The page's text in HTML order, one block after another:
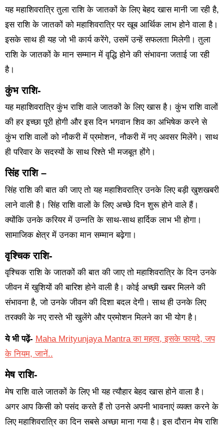
यह महाशिवरात्रि तुला राशि के जातकों के लिए बेहद खास मानी जा रही है,
इस राशि के जातकों को महाशिवरात्रि पर खूब आर्थिक लाभ होने वाला है।
इसके साथ ही यह जो भी कार्य करेंगे, उसमें उन्हें सफलता मिलेगी। तुला
राशि के जातकों के मान सम्मान में वृद्धि होने की संभावना जताई जा रही
है।
कुंभ राशि-
यह महाशिवरात्रि कुंभ राशि वाले जातकों के लिए खास है। कुंभ राशि वालों
की हर इच्छा पूरी होगी और इस दिन भगवान शिव का अभिषेक करने से
कुंभ राशि वालों को नौकरी में प्रमोशन, नौकरी में नए अवसर मिलेंगे। साथ
ही परिवार के सदस्यों के साथ रिश्ते भी मजबूत होंगे।
सिंह राशि –
सिंह राशि की बात की जाए तो यह महाशिवरात्रि उनके लिए बड़ी खुशखबरी
लाने वाली है। सिंह राशि वालों के लिए अच्छे दिन शुरू होने वाले हैं।
क्योंकि उनके करियर में उन्नति के साथ-साथ हार्दिक लाभ भी होगा।
सामाजिक क्षेत्र में उनका मान सम्मान बढ़ेगा।
वृश्चिक राशि-
वृश्चिक राशि के जातकों की बात की जाए तो महाशिवरात्रि के दिन उनके
जीवन में खुशियों की बारिश होने वाली है। कोई अच्छी खबर मिलने की
संभावना है, जो उनके जीवन की दिशा बदल देगी। साथ ही उनके लिए
तरक्की के नए रास्ते भी खुलेंगे और प्रमोशन मिलने का भी योग है।
ये भी पढ़ें- Maha Mrityunjaya Mantra का महत्व, इसके फायदे, जप
के नियम, जानें..
मेष राशि-
मेष राशि वाले जातकों के लिए भी यह त्यौहार बेहद खास होने वाला है।
अगर आप किसी को पसंद करते हैं तो उनसे अपनी भावनाएं व्यक्त करने के
लिए महाशिवरात्रि का दिन सबसे अच्छा माना गया है। इस दौरान मेष राशि